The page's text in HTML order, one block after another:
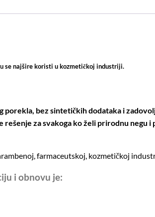
se najšire koristi u kozmetičkoj industriji.
porekla, bez sintetičkih dodataka i
rešenje za svakoga ko želi prirodnu negu
farmaceutskoj, kozmetičkoj
i obnovu je: